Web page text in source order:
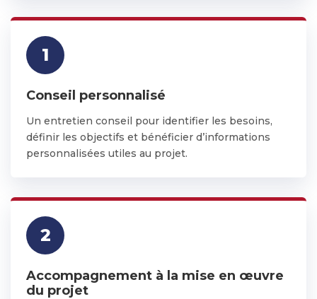
1
Conseil personnalisé
Un entretien conseil pour identifier les besoins,
définir les objectifs et bénéficier d’informations
personnalisées utiles au projet.
2
Accompagnement à la mise en œuvre
du projet